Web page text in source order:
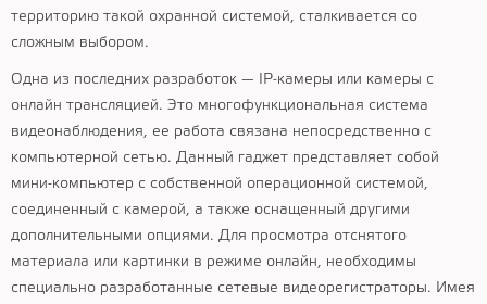
территорию такой охранной системой, сталкивается со
сложным выбором.
Одна из последних разработок — IP-камеры или камеры с
онлайн трансляцией. Это многофункциональная система
видеонаблюдения, ее работа связана непосредственно с
компьютерной сетью. Данный гаджет представляет собой
мини-компьютер с собственной операционной системой,
соединенный с камерой, а также оснащенный другими
дополнительными опциями. Для просмотра отснятого
материала или картинки в режиме онлайн, необходимы
специально разработанные сетевые видеорегистраторы. Имея